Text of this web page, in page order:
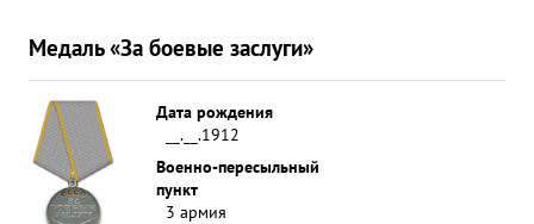
был ранен в ногу. Не желая эвакуироваться в тыл
он остался на лечении в полевом Медсанбате Тов.
Медаль «За боевые заслуги»
Дата рождения
__.__.1912
Военно-пересыльный
пункт
3 армия